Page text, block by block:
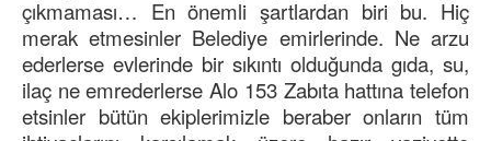
çıkmaması… En önemli şartlardan biri bu. Hiç
merak etmesinler Belediye emirlerinde. Ne arzu
ederlerse evlerinde bir sıkıntı olduğunda gıda, su,
ilaç ne emrederlerse Alo 153 Zabıta hattına telefon
etsinler bütün ekiplerimizle beraber onların tüm